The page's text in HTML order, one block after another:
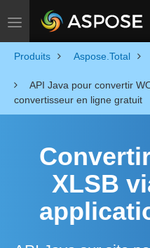
Toggle navigation
Produits Aspose.Total
API Java pour convertir
convertisseur en ligne gratuit
XLSB